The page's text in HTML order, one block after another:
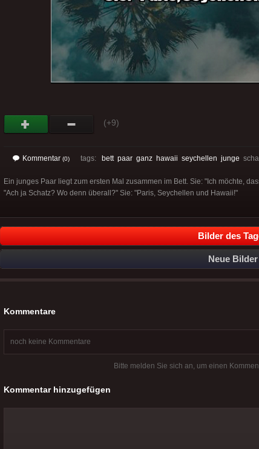
(+9)
Kommentar (0) tags: bett paar ganz hawaii seychellen junge
Ein junges Paar liegt zum ersten Mal zusammen im Bett. Sie: "Ich möchte,
"Ach ja Schatz? Wo denn überall?" Sie: "Paris, Seychellen und Hawaii!"
Bilder des
Neue Bilder
Kommentare
noch keine Kommentare
Bitte melden Sie sich an, um einen
Kommentar hinzugefügen